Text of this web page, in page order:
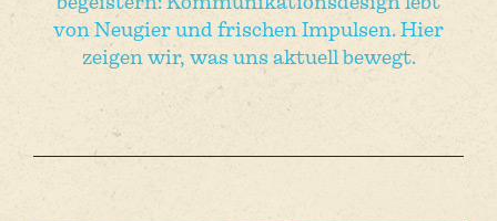
von Neugier und frischen Impulsen. Hier
zeigen wir, was uns aktuell bewegt.